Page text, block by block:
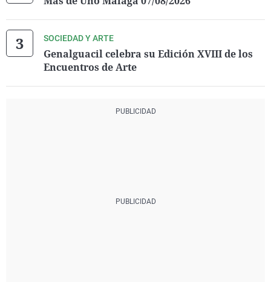
SOCIEDAD Y ARTE
Genalguacil celebra su Edición XVIII de los
Encuentros de Arte